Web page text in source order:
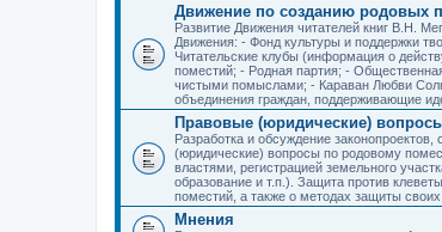
Движение по созданию родовых
Развитие Движения читателей книг В.Н.
Движения: - Фонд культуры и поддержки
Читательские клубы (информация о
поместий; - Родная партия; -
чистыми помыслами; - Караван Любви
объединения граждан, поддерживающие
Правовые (юридические)
Разработка и обсуждение
(юридические) вопросы по родовому
властями, регистрацией земельного
образование и т.п.). Защита против
поместий, а также о методах защиты своих
Мнения